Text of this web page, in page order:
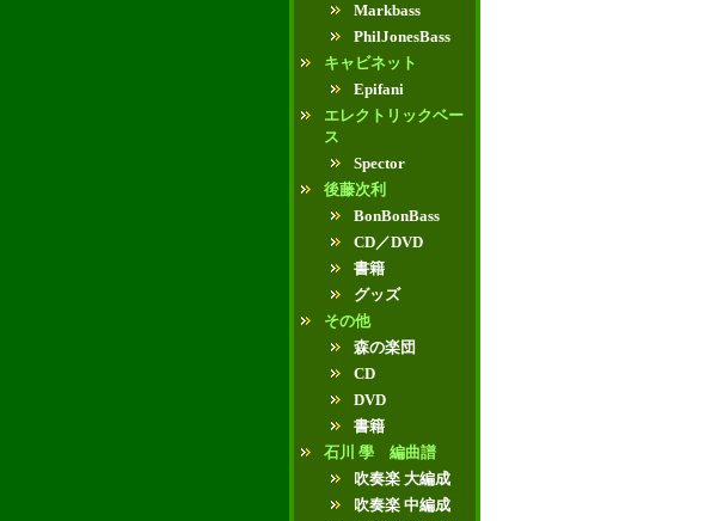
Markbass
PhilJonesBass
キャビネット
Epifani
エレクトリックベー
ス
Spector
後藤次利
BonBonBass
CD／DVD
書籍
グッズ
その他
森の楽団
CD
DVD
書籍
石川 學 編曲譜
吹奏楽 大編成
吹奏楽 中編成